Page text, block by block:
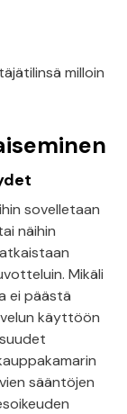
milloin
sovelletaan
näihin
Mikäli
ei päästä
käyttöön
sääntöjen